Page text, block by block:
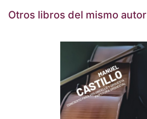
Otros libros del mismo autor